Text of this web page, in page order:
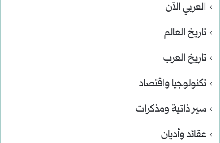
العربي الآن
تاريخ العالم
تاريخ العرب
تكنولوجيا واقتصاد
سير ذاتية ومذكرات
عقائد وأديان